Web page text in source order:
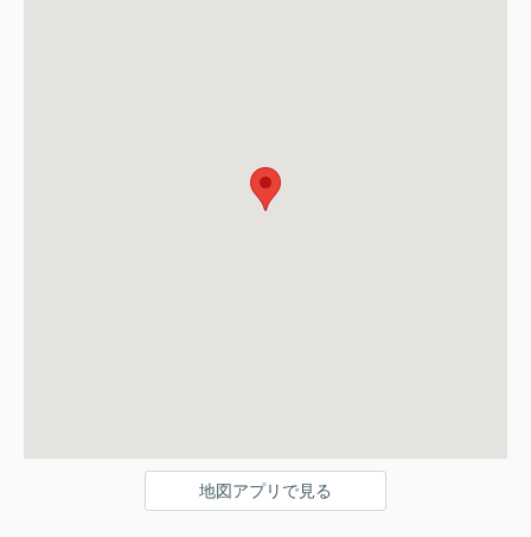
地図アプリで見る